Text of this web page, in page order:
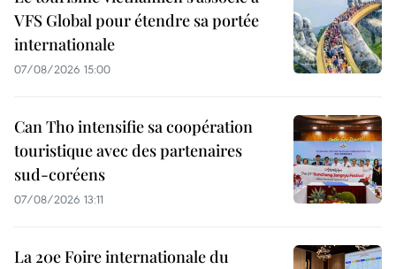
VFS Global pour étendre sa portée
internationale
07/08/2026 15:00
Can Tho intensifie sa coopération
touristique avec des partenaires
sud-coréens
07/08/2026 13:11
La 20e Foire internationale du